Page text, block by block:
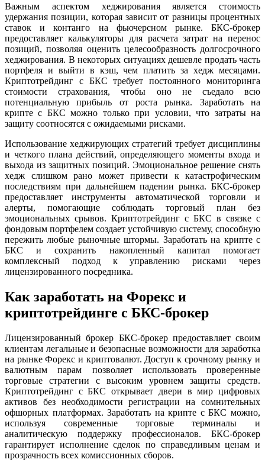
Важным аспектом хеджирования является стоимость
удержания позиции, которая зависит от разницы процентных
ставок и контанго на фьючерсном рынке. БКС-брокер
предоставляет калькуляторы для расчета затрат на перенос
позиций, позволяя оценить целесообразность долгосрочного
хеджирования. В некоторых ситуациях дешевле продать часть
портфеля и выйти в кэш, чем платить за хедж месяцами.
Криптотрейдинг с БКС требует постоянного мониторинга
стоимости страхования, чтобы оно не съедало всю
потенциальную прибыль от роста рынка. Заработать на
крипте с БКС можно только при условии, что затраты на
защиту соотносятся с ожидаемыми рисками.
Использование хеджирующих стратегий требует дисциплины
и четкого плана действий, определяющего моменты входа и
выхода из защитных позиций. Эмоциональное решение снять
хедж слишком рано может привести к катастрофическим
последствиям при дальнейшем падении рынка. БКС-брокер
предоставляет инструменты автоматической торговли и
алерты, помогающие соблюдать торговый план без
эмоциональных срывов. Криптотрейдинг с БКС в связке с
фондовым портфелем создает устойчивую систему, способную
пережить любые рыночные штормы. Заработать на крипте с
БКС и сохранить накопленный капитал помогает
комплексный подход к управлению рисками через
лицензированного посредника.
Как заработать на Форекс и
криптотрейдинге с БКС-брокер
Лицензированный брокер БКС-брокер предоставляет своим
клиентам легальные и безопасные возможности для заработка
на рынке Форекс и криптовалют. Доступ к срочному рынку и
валютным парам позволяет использовать проверенные
торговые стратегии с высоким уровнем защиты средств.
Криптотрейдинг с БКС открывает двери в мир цифровых
активов без необходимости регистрации на сомнительных
офшорных платформах. Заработать на крипте с БКС можно,
используя современные торговые терминалы и
аналитическую поддержку профессионалов. БКС-брокер
гарантирует исполнение сделок по справедливым ценам и
прозрачность всех комиссионных сборов.